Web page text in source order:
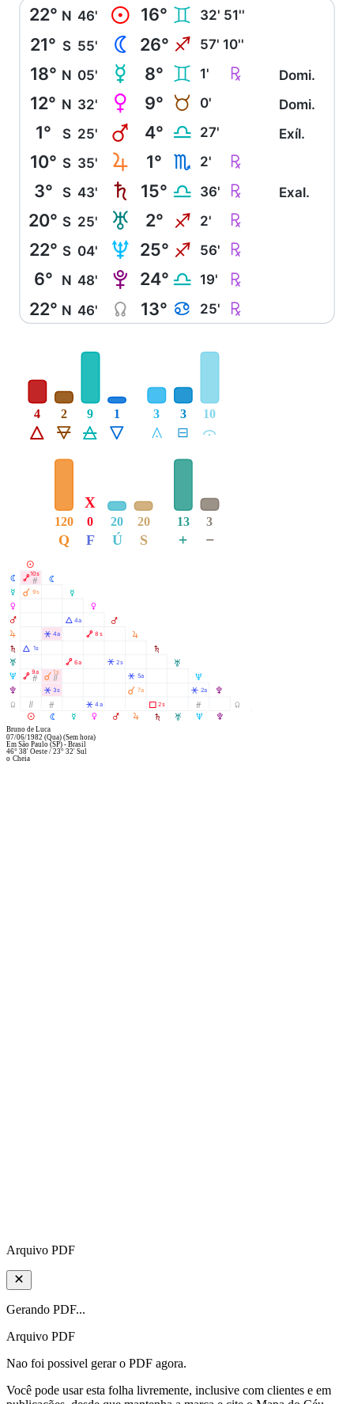
22° N 46' M 16° C 32' 51''
21° S 55' N 26° I 57' 10''
18° N 05' O 8° C 1' Ç Domi.
12° N 32' P 9° B 0' Domi.
1° S 25' Q 4° G 27' Exíl.
10° S 35' R 1° H 2' Ç
3° S 43' S 15° G 36' Ç Exal.
20° S 25' T 2° I 2' Ç
22° S 04' U 25° I 56' Ç
6° N 48' V 24° G 19' Ç
22° N 46' Y 13° D 25' Ç
Á
4
Ë
2
Ô
9
Ê
1
Å
3
É
3
Ă
10
Q
120
F
0
X
Ú
20
S
20
+
13
−
3
M
M
N
N
N
O
O
O
P
P
P
Q
Q
Q
R
R
R
S
S
S
T
T
T
U
U
U
V
V
V
Y
Y
Ä Ó
10s
À 9s
Á 1s
Ä Ó
9a
Ò
Â 4a
À Ò
1s
Â 3s
Ó
Á 4a
Ä 6a
Ä 8s
Â 4a
Â 2s
Â 5a
À 7a
Ã 2s
Â 2a
Ó
Bruno de Luca
07/06/1982 (Qua) (Sem hora)
EmSão Paulo (SP) - Brasil
46° 38' Oeste/23° 32' Sul
Cheia
o
Arquivo PDF
Gerando PDF...
Arquivo PDF
Nao foi possivel gerar o PDF agora.
Você pode usar esta folha livremente, inclusive com clientes e em